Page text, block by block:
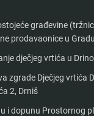
građevine
prodavaonice u
dječjeg vrtića u
zgrade Dječjeg vrtića
2, Drniš
i dopunu Prostornog